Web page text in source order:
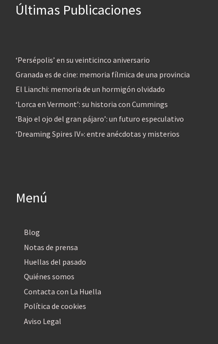
Últimas Publicaciones
‘Persépolis’ en su veinticinco aniversario
Granada es de cine: memoria fílmica de una provincia
El Lianchi: memoria de un hormigón olvidado
‘Lorca en Vermont’: su historia con Cummings
‘Bajo el ojo del gran pájaro’: un futuro especulativo
‘Dreaming Spires IV»: entre anécdotas y misterios
Menú
Blog
Notas de prensa
Huellas del pasado
Quiénes somos
Contacta con La Huella
Política de cookies
Aviso Legal